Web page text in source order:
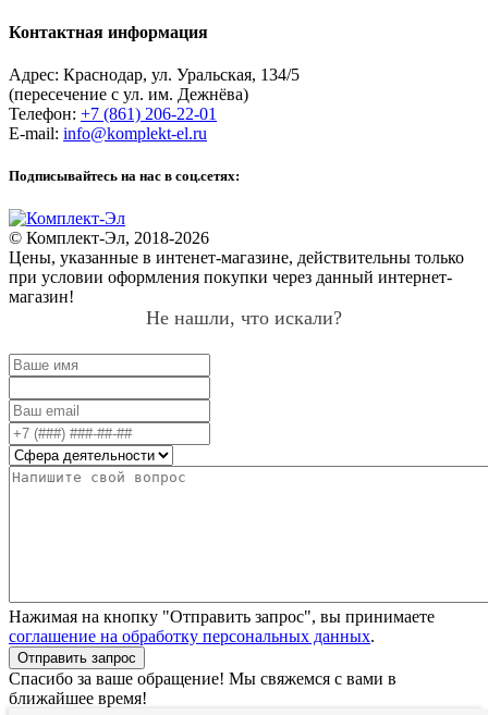
Контактная информация
Адрес: Краснодар, ул. Уральская, 134/5
(пересечение с ул. им. Дежнёва)
Телефон: +7 (861) 206-22-01
E-mail: info@komplekt-el.ru
Подписывайтесь на нас в соц.сетях:
© Комплект-Эл, 2018-2026
Цены, указанные в интенет-магазине, действительны только
при условии оформления покупки через данный интернет-
магазин!
Не нашли, что искали?
Нажимая на кнопку "Отправить запрос", вы принимаете
соглашение на обработку персональных данных.
Отправить запрос
Спасибо за ваше обращение! Мы свяжемся с вами в
ближайшее время!